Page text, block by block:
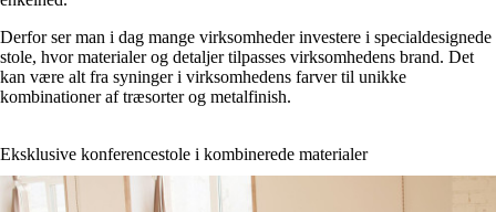
Derfor ser man i dag mange virksomheder investere i specialdesignede
stole, hvor materialer og detaljer tilpasses virksomhedens brand. Det
kan være alt fra syninger i virksomhedens farver til unikke
kombinationer af træsorter og metalfinish.
Eksklusive konferencestole i kombinerede materialer